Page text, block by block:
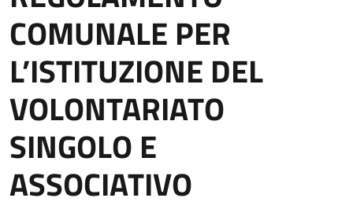
COMUNALE PER
L’ISTITUZIONE DEL
VOLONTARIATO
SINGOLO E
ASSOCIATIVO